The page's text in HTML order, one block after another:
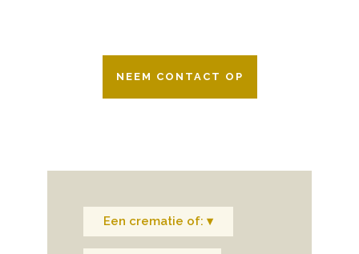
NEEM CONTACT OP
Een crematie of: ▾